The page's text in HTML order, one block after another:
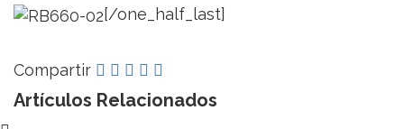
[/one_half_last]
Compartir
Artículos Relacionados